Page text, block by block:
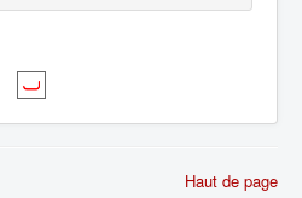
Haut de page